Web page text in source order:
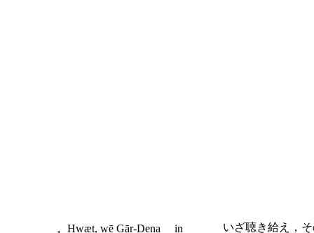
Hwæt, wē Gār-Dena in
いざ聴き給え，そ